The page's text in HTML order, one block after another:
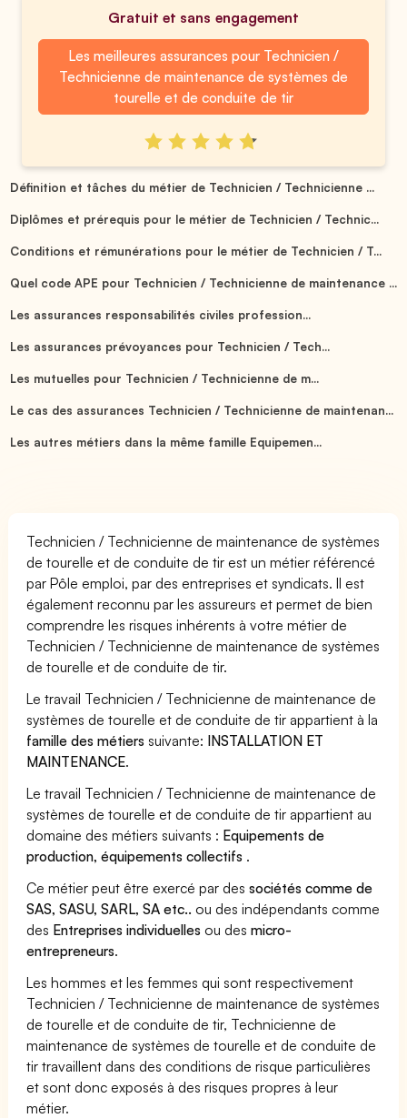
Gratuit et sans engagement
Les meilleures assurances pour Technicien /
Technicienne de maintenance de systèmes de
tourelle et de conduite de tir
Définition et tâches du métier de Technicien / Technicienne ...
Diplômes et prérequis pour le métier de Technicien / Technic...
Conditions et rémunérations pour le métier de Technicien / T...
Quel code APE pour Technicien / Technicienne de maintenance ...
Les assurances responsabilités civiles profession...
Les assurances prévoyances pour Technicien / Tech...
Les mutuelles pour Technicien / Technicienne de m...
Le cas des assurances Technicien / Technicienne de maintenan...
Les autres métiers dans la même famille Equipemen...
Technicien / Technicienne de maintenance de systèmes
de tourelle et de conduite de tir est un métier référencé
par Pôle emploi, par des entreprises et syndicats. Il est
également reconnu par les assureurs et permet de bien
comprendre les risques inhérents à votre métier de
Technicien / Technicienne de maintenance de systèmes
de tourelle et de conduite de tir.
Le travail Technicien / Technicienne de maintenance de
systèmes de tourelle et de conduite de tir appartient à la
famille des métiers suivante: INSTALLATION ET
MAINTENANCE.
Le travail Technicien / Technicienne de maintenance de
systèmes de tourelle et de conduite de tir appartient au
domaine des métiers suivants : Equipements de
production, équipements collectifs .
Ce métier peut être exercé par dessociétés comme de
SAS, SASU, SARL, SA etc.. ou des indépendants comme
des Entreprises individuelles ou desmicro-
entrepreneurs.
Les hommes et les femmes qui sont respectivement
Technicien / Technicienne de maintenance de systèmes
de tourelle et de conduite de tir, Technicienne de
maintenance de systèmes de tourelle et de conduite de
tir travaillent dans des conditions de risque particulières
et sont donc exposés à des risques propres à leur
métier.